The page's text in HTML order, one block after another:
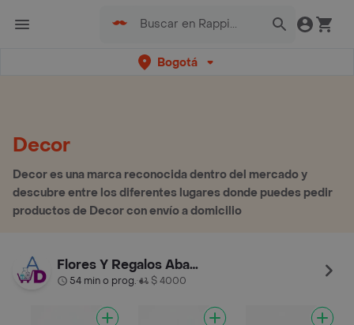
Bogotá
Decor
Decor es una marca reconocida dentro del mercado y
descubre entre los diferentes lugares donde puedes pedir
productos de Decor con envío a domicilio
Flores Y Regalos Abastodeco
54 min o prog.• $ 4000